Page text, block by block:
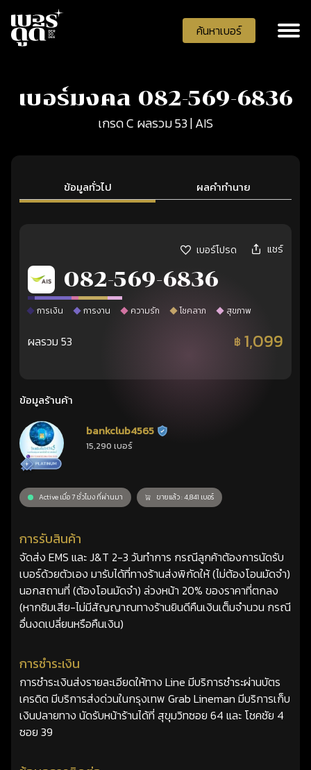
ค้นหาเบอร์
เบอร์มงคล 082-569-6836
เกรด C ผลรวม 53 | AIS
ข้อมูลทั่วไป ผลคำทำนาย
เบอร์โปรด แชร์
082-569-6836
การเงิน การงาน ความรัก โชคลาภ สุขภาพ
ผลรวม 53 ฿ 1,099
ข้อมูลร้านค้า
bankclub4565 ร้านยืนยันแล้ว
15,290 เบอร์
Active เมื่อ 7 ชั่วโมง ที่ผ่านมา ขายแล้ว : 4,841 เบอร์
การรับสินค้า
จัดส่ง EMS และ J&T 2-3 วันทำการ กรณีลูกค้าต้องการนัดรับ
เบอร์ด้วยตัวเอง มารับได้ที่ทางร้านส่งพิกัดให้ (ไม่ต้องโอนมัดจำ)
นอกสถานที่ (ต้องโอนมัดจำ) ล่วงหน้า 20% ของราคาที่ตกลง
(หากซิมเสีย-ไม่มีสัญญาณทางร้านยินดีคืนเงินเต็มจำนวน กรณี
อื่นงดเปลี่ยนหรือคืนเงิน)
การชำระเงิน
การชำระเงินส่งรายละเอียดให้ทาง Line มีบริการชำระผ่านบัตร
เครดิต มีบริการส่งด่วนในกรุงเทพ Grab Lineman มีบริการเก็บ
เงินปลายทาง นัดรับหน้าร้านได้ที่ สุขุมวิทซอย 64 และ โชคชัย 4
ซอย 39